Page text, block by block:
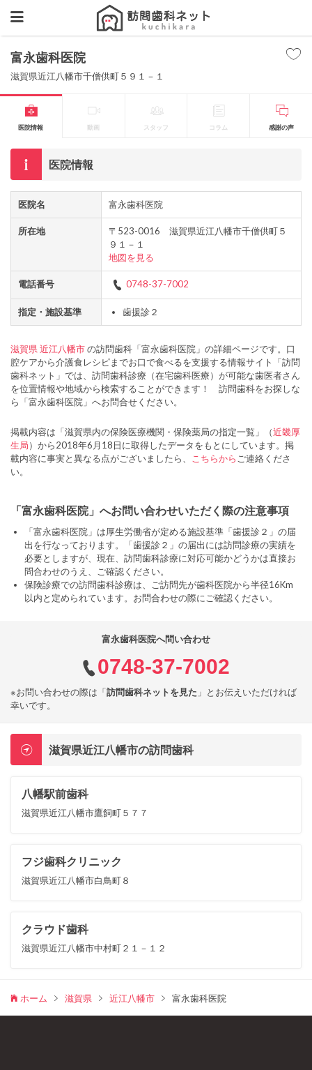
富永歯科医院
滋賀県近江八幡市千僧供町５９１－１
医院情報 動画 スタッフ コラム 感謝の声
医院情報
医院名 富永歯科医院
所在地
〒523-0016 滋賀県近江八幡市千僧供町５
９１－１
地図を見る
電話番号 0748-37-7002
指定・施設基準 歯援診２
滋賀県 近江八幡市の訪問歯科「富永歯科医院」の詳細ページです。口
腔ケアから介護食レシピまでお口で食べるを支援する情報サイト「訪問
歯科ネット」では、訪問歯科診療（在宅歯科医療）が可能な歯医者さん
を位置情報や地域から検索することができます！ 訪問歯科をお探しな
ら「富永歯科医院」へお問合せください。
掲載内容は「滋賀県内の保険医療機関・保険薬局の指定一覧」（近畿厚
生局）から2018年6月18日に取得したデータをもとにしています。掲
載内容に事実と異なる点がございましたら、
こちらから ご連絡くださ
い。
「富永歯科医院」へお問い合わせいただく際の注意事項
「富永歯科医院」は厚生労働省が定める施設基準「歯援診２」の届
出を行なっております。「歯援診２」の届出には訪問診療の実績を
必要としますが、現在、訪問歯科診療に対応可能かどうかは直接お
問合わせのうえ、ご確認ください。
保険診療での訪問歯科診療は、ご訪問先が歯科医院から半径16Km
以内と定められています。お問合わせの際にご確認ください。
富永歯科医院へ問い合わせ
0748-37-7002
※お問い合わせの際は「訪問歯科ネットを見た 」とお伝えいただければ
幸いです。
滋賀県近江八幡市の訪問歯科
八幡駅前歯科
滋賀県近江八幡市鷹飼町５７７
フジ歯科クリニック
滋賀県近江八幡市白鳥町８
クラウド歯科
滋賀県近江八幡市中村町２１－１２
ホーム 滋賀県 近江八幡市 富永歯科医院